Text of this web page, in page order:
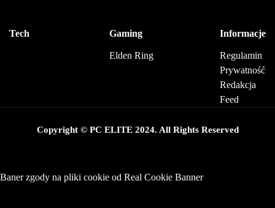
Tech Gaming
Elden Ring
Informacje
Regulamin
Prywatność
Redakcja
Feed
Copyright © PC ELITE 2024. All Rights Reserved
Baner zgody na pliki cookie od Real Cookie Banner